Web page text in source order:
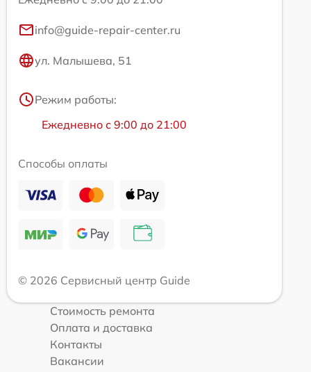
info@guide-repair-center.ru
ул. Малышева, 51
Режим работы:
Ежедневно с 9:00 до 21:00
Способы оплаты
© 2026 Сервисный центр Guide
Стоимость ремонта
Оплата и доставка
Контакты
Вакансии